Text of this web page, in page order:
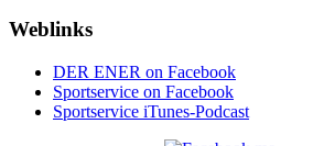
Weblinks
DER ENER on Facebook
Sportservice on Facebook
Sportservice iTunes-Podcast